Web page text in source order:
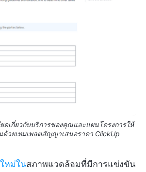
ดเกี่ยวกับบริการของคุณและแผนโครงการให้
วยเทมเพลตสัญญาเสนอราคา ClickUp
หม่ในสภาพแวดล้อมที่มีการแข่งขัน